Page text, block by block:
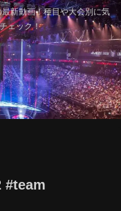
新動画！種目や大会別に気
ェック！
#team